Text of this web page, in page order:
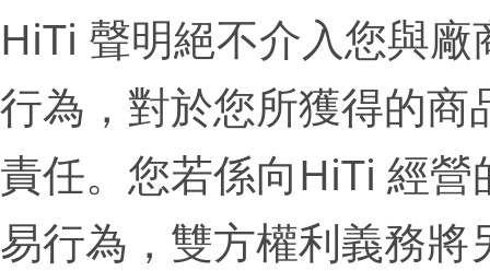
HiTi 聲明絕不介入您與
行為，對於您所獲得的
責任。您若係向HiTi 經
易行為，雙方權利義務